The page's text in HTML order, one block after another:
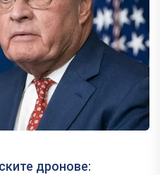
дронове: